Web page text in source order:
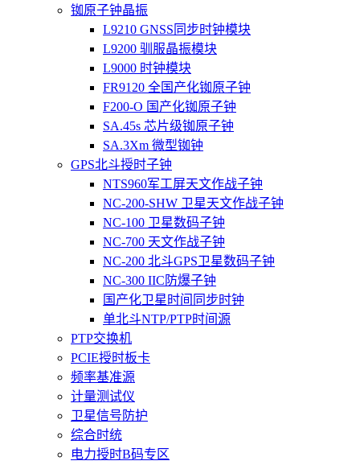
铷原子钟晶振
L9210 GNSS同步时钟模块
L9200 驯服晶振模块
L9000 时钟模块
FR9120 全国产化铷原子钟
F200-O 国产化铷原子钟
SA.45s 芯片级铷原子钟
SA.3Xm 微型铷钟
GPS北斗授时子钟
NTS960军工屏天文作战子钟
NC-200-SHW 卫星天文作战子钟
NC-100 卫星数码子钟
NC-700 天文作战子钟
NC-200 北斗GPS卫星数码子钟
NC-300 IIC防爆子钟
国产化卫星时间同步时钟
单北斗NTP/PTP时间源
PTP交换机
PCIE授时板卡
频率基准源
计量测试仪
卫星信号防护
综合时统
电力授时B码专区